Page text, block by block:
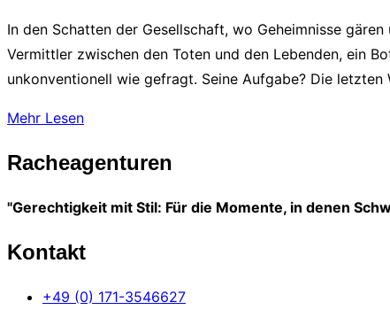
In den Schatten der Gesellschaft, wo Geheimnisse
Vermittler zwischen den Toten und den Lebenden, ein
unkonventionell wie gefragt. Seine Aufgabe? Die letzten
Mehr über
nach
Tod“
Lesen
Racheagenturen
"Gerechtigkeit mit Stil: Für die Momente, in denen
Kontakt
+49 (0) 171-3546627